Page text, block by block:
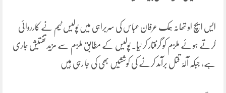
ایس ایچ او تھانہ ہمک عرفان عباس کی سربراہی میں پولیس ٹیم نے کارروائی
کرتے ہوئے ملزم کو گرفتار کر لیا۔ پولیس کے مطابق ملزم سے مزید تفتیش جاری
ہے، جبکہ آلۂ قتل برآمد کرنے کی کوششیں بھی کی جا رہی ہیں